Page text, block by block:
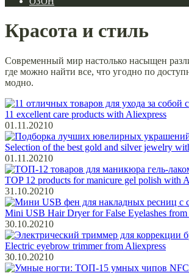
Красота и стиль
Современный мир настолько насыщен
где можно найти все, что угодно по
модно.
11 excellent care products with Aliexpress
01.11.20210
Selection of the best gold and silver jewelry
01.11.20210
TOP 12 products for manicure gel polish with
31.10.20210
Mini USB Hair Dryer for False Eyelashes from
30.10.20210
Electric eyebrow trimmer from Aliexpress
30.10.20210